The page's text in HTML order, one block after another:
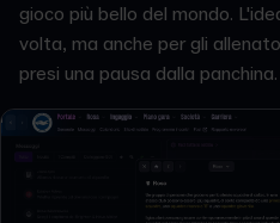
gioco più bello del mondo.
volta, ma anche per gli
presi una pausa dalla panchina.